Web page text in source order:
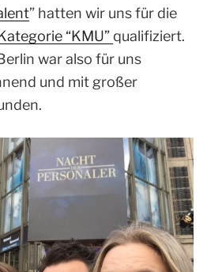
” hatten wir uns für die
“KMU” qualifiziert.
war also für uns
und mit großer